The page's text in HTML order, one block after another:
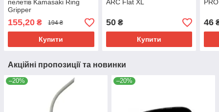
пелетів Kamasaki Ring
Gripper
155,20 ₴ 194 ₴
Купити
ARC Flat XL
50₴
Купити
46
Акційні пропозиції та новинки
–20% –20%